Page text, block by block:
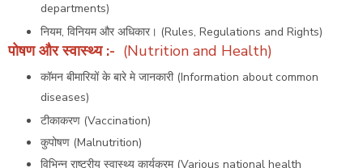
departments)
नियम, विनियम और अधिकार। (Rules, Regulations and Rights)
पोषण और स्वास्थ्य:- (Nutrition and Health)
कॉमन बीमारियों के बारे मे जानकारी (Information about common
diseases)
टीकाकरण (Vaccination)
कुपोषण (Malnutrition)
विभिन्न राष्ट्रीय स्वास्थ्य कार्यक्रम (Various national health